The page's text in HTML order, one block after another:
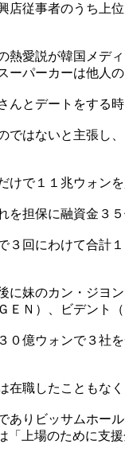
従事者のうち
愛説が韓国メデ
パーカーは他人の
とデートをする
はないと主張
で１１兆ウォンを
担保に融資金３
回にわけて合計
妹のカン・ジヨ
Ｎ）、ビデント
億ウォンで３社
職したこともな
ありビッサムホ
上場のために支援